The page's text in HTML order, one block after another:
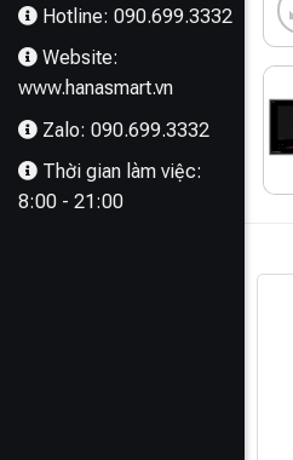
Hotline: 090.699.3332
Website:
www.hanasmart.vn
Zalo: 090.699.3332
Thời gian làm việc:
8:00 - 21:00